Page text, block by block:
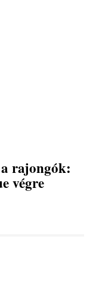
rajongók:
végre